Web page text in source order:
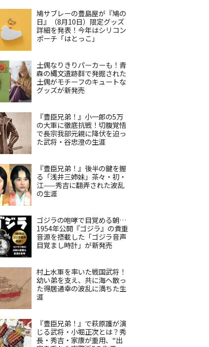
鳩サブレーの豊島屋が『鳩の
日』（8月10日）限定グッズ
詳細を発表！今年はシリコン
ポーチ「はとっこ」
土偶なりきりパーカーも！青
森の縄文遺跡群で発掘された
土偶がモチーフのキュートな
グッズが新発売
『豊臣兄弟！』小一郎の5万
の大軍に徹底抗戦！切腹覚悟
で長宗我部元親に降伏を迫っ
た武将・谷忠澄の生涯
『豊臣兄弟！』後半の鍵を握
る「浅井三姉妹」茶々・初・
江——秀吉に翻弄された波乱
の生涯
ゴジラの咆哮で目覚める朝…
1954年公開『ゴジラ』の貴重
音源を搭載した「ゴジラ音声
目覚まし時計」が新発売
村上水軍を率いた戦国武将！
幼い弟を支え、共に海へ散っ
た得居通幸の波乱に満ちた生
涯
『豊臣兄弟！』で萩原護が演
じる武将・小堀正次とは？秀
長・秀吉・家康が重用、“出